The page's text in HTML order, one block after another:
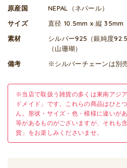
原産国
NEPAL（ネパール）
サイズ
直径 10.5mm x 縦 35mm
素材
シルバー925（銀純度
（山珊瑚）
備考
※シルバーチェーンは別
※当店で取扱う雑貨の多くは東南アジ
ドメイド」です。これらの商品はひと
ん。形状・サイズ・色・模様に違いが
等があるものがございますが、それも
貨」をお楽しみくださいませ。